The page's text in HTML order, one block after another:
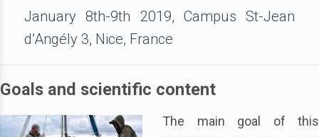
January 8th-9th 2019, Campus St-Jean
d’Angély 3, Nice, France
Goals and scientific content
The main goal of this